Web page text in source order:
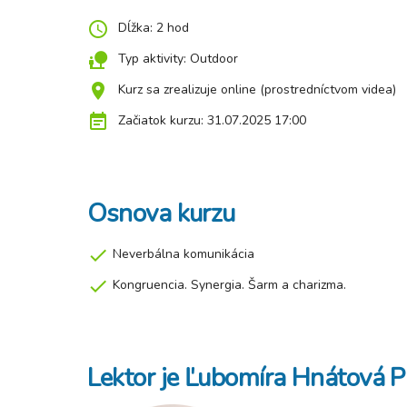
access_time Dĺžka: 2 hod
nature_people Typ aktivity: Outdoor
location_on Kurz sa zrealizuje online (prostredníctvom videa)
event_note Začiatok kurzu: 31.07.2025 17:00
Osnova kurzu
check Neverbálna komunikácia
check Kongruencia. Synergia. Šarm a charizma.
Lektor je Ľubomíra Hnátová